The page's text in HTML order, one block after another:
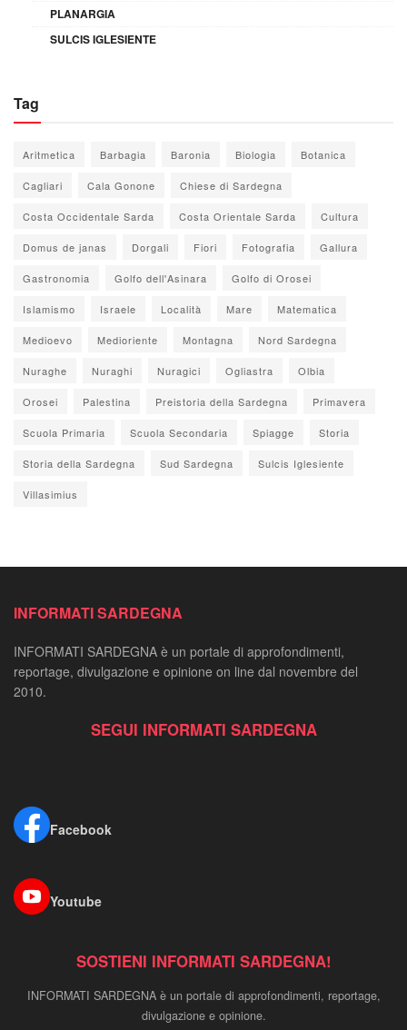
PLANARGIA
SULCIS IGLESIENTE
Tag
Aritmetica Barbagia Baronia Biologia Botanica
Cagliari Cala Gonone Chiese di Sardegna
Costa Occidentale Sarda Costa Orientale Sarda Cultura
Domus de janas Dorgali Fiori Fotografia Gallura
Gastronomia Golfo dell'Asinara Golfo di Orosei
Islamismo Israele Località Mare Matematica
Medioevo Medioriente Montagna Nord Sardegna
Nuraghe Nuraghi Nuragici Ogliastra Olbia
Orosei Palestina Preistoria della Sardegna Primavera
Scuola Primaria Scuola Secondaria Spiagge Storia
Storia della Sardegna Sud Sardegna Sulcis Iglesiente
Villasimius
INFORMATI SARDEGNA
INFORMATI SARDEGNA è un portale di approfondimenti,
reportage, divulgazione e opinione on line dal novembre del
2010.
SEGUI INFORMATI SARDEGNA
Facebook
Youtube
SOSTIENI INFORMATI SARDEGNA!
INFORMATI SARDEGNA è un portale di approfondimenti, reportage,
divulgazione e opinione.